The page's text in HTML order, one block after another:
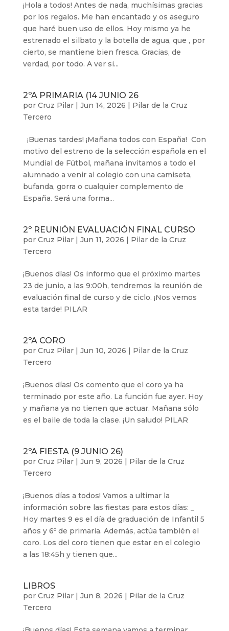
¡Hola a todos! Antes de nada, muchísimas gracias
por los regalos. Me han encantado y os aseguro
que haré buen uso de ellos. Hoy mismo ya he
estrenado el silbato y la botella de agua, que , por
cierto, se mantiene bien fresca. Gracias, de
verdad, por todo. A ver si...
2ºA PRIMARIA (14 JUNIO 26
por Cruz Pilar| Jun 14, 2026 | Pilar de la Cruz
Tercero
¡Buenas tardes! ¡Mañana todos con España! Con
motivo del estreno de la selección española en el
Mundial de Fútbol, mañana invitamos a todo el
alumnado a venir al colegio con una camiseta,
bufanda, gorra o cualquier complemento de
España. Será una forma...
2º REUNIÓN EVALUACIÓN FINAL CURSO
por Cruz Pilar| Jun 11, 2026 | Pilar de la Cruz
Tercero
¡Buenos días! Os informo que el próximo martes
23 de junio, a las 9:00h, tendremos la reunión de
evaluación final de curso y de ciclo. ¡Nos vemos
esta tarde! PILAR
2ºA CORO
por Cruz Pilar| Jun 10, 2026 | Pilar de la Cruz
Tercero
¡Buenos días! Os comento que el coro ya ha
terminado por este año. La función fue ayer. Hoy
y mañana ya no tienen que actuar. Mañana sólo
es el baile de toda la clase. ¡Un saludo! PILAR
2ºA FIESTA (9 JUNIO 26)
por Cruz Pilar| Jun 9, 2026 | Pilar de la Cruz
Tercero
¡Buenos días a todos! Vamos a ultimar la
información sobre las fiestas para estos días: _
Hoy martes 9 es el día de graduación de Infantil 5
años y 6º de primaria. Además, actúa también el
coro. Los del coro tienen que estar en el colegio
a las 18:45h y tienen que...
LIBROS
por Cruz Pilar| Jun 8, 2026 | Pilar de la Cruz
Tercero